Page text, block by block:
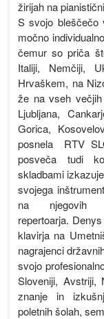
žirijah na
S svojo bleščečo
močno
čemur so priča
Italiji, Nemčiji,
Hrvaškem, na
že na vseh večjih
Ljubljana,
Gorica,
posnela RTV
posveča tudi
skladbami
svojega
na njegovih
repertoarja.
klavirja na
nagrajenci
svojo
Sloveniji,
znanje in
poletnih šolah,